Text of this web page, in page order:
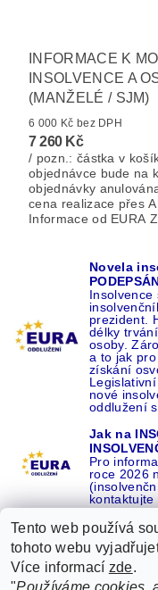
INFORMACE K
INSOLVENCE A
(MANŽELÉ / SJM)
6 000 Kč bez DPH
7 260 Kč
/ pozn.: částka v
objednávce bude na
objednávky
cena realizace přes
Informace od EURA
Novela
Insolvence
prezident.
délky
osoby.
a to jak
získání
nové
oddlužení
Jak na
Pro
roce 2026
kontaktujte
Recenze o NÁS na
Tento web používá
tohoto webu
Více informací zde.
"Používáme cookies,